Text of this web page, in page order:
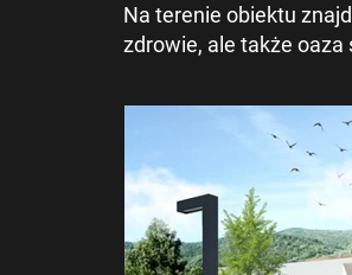
Na terenie obiektu
zdrowie, ale także oaza